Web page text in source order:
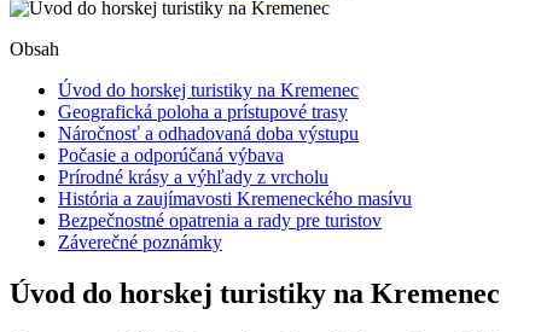
Obsah
Úvod do horskej turistiky na Kremenec
Geografická poloha a prístupové trasy
Náročnosť a odhadovaná doba výstupu
Počasie a odporúčaná výbava
Prírodné krásy a výhľady z vrcholu
História a zaujímavosti Kremeneckého masívu
Bezpečnostné opatrenia a rady pre turistov
Záverečné poznámky
Úvod do horskej turistiky na Kremenec